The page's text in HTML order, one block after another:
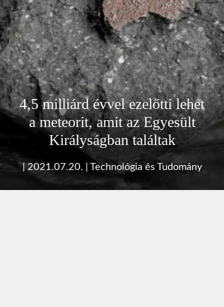
4,5 milliárd évvel ezelőtti lehet
a meteorit, amit az Egyesült
Királyságban találtak
| 2021.07.20. Technológia és Tudomány